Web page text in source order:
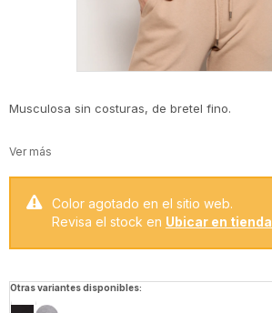
Musculosa sin costuras, de bretel fino.
Color agotado en el sitio web.
Revisa el stock en Ubicar en tienda
Otras variantes disponibles: